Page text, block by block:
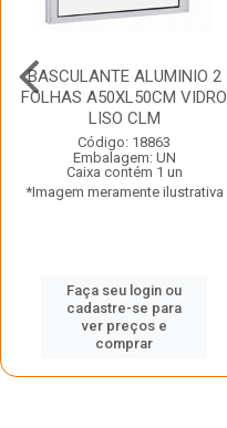
BASCULANTE ALUMINIO 2
FOLHAS A50XL50CM VIDRO
LISO CLM
Código: 18863
Embalagem: UN
Caixa contém 1 un
*Imagem meramente ilustrativa
Faça seu login ou
cadastre-se para
ver preços e
comprar